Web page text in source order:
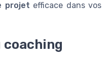
projet efficace dans vos
coaching